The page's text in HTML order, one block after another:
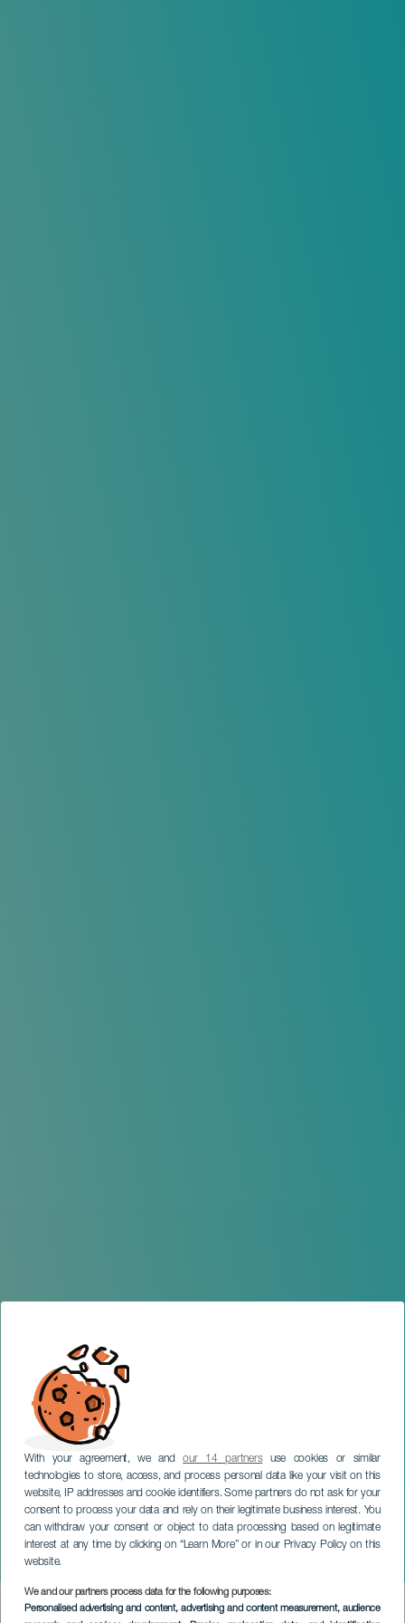
With your agreement, we andour 14 partnersuse cookies or similar
technologies to store, access, and process personal data like your visit on this
website, IP addresses and cookie identifiers. Some partners do not ask for your
consent to process your data and rely on their legitimate business interest. You
can withdraw your consent or object to data processing based on legitimate
interest at any time by clicking on “Learn More” or in our Privacy Policy on this
website.
We and our partners process data for the following purposes:
Personalised advertising and content, advertising and content measurement, audience
Torneo Internacional de
Ultimate Frisbee
TENERIFE
Imagen